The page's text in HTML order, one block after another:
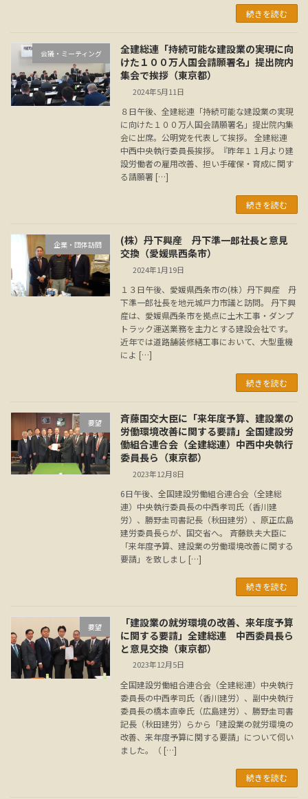
続きを読む
会議・ミーティング
全建総連「持続可能な建設業の実現に向
けた１００万人国会請願署名」提出院内
集会で挨拶（東京都）
2024年5月11日
８日午後、全建総連「持続可能な建設業の実現
に向けた１００万人国会請願署名」提出院内集
会に出席。公明党を代表して挨拶。 全建総連
中西中央執行委員長挨拶。『昨年１１月より建
設労働者の雇用改善、担い手確保・育成に関す
る請願署 […]
続きを読む
企業・団体訪問
(株）丹下興産 丹下準一郎社長と意見
交換（愛媛県西条市）
2024年1月19日
１３日午後、愛媛県西条市の(株）丹下興産 丹
下準一郎社長を地元城戸力市議と訪問。 丹下興
産は、愛媛県西条市を拠点に土木工事・ダンプ
トラック運送業務を主力とする建設会社です。
近年では道路舗装修繕工事において、大型重機
によ […]
続きを読む
要望
斉藤国交大臣に「来年度予算、建設業の
労働環境改善に関する要請」全国建設労
働組合連合会（全建総連）中西中央執行
委員長ら（東京都）
2023年12月8日
6日午後、全国建設労働組合連合会（全建総
連）中央執行委員長の中西孝司氏（香川建
労）、勝野圭司書記長（秋田建労）、原正広島
建労委員長らが、国交省へ。 斉藤鉄夫大臣に
「来年度予算、建設業の労働環境改善に関する
要請」を致しまし […]
続きを読む
要望
「建設業の就労環境の改善、来年度予算
に関する要請」全建総連 中西委員長ら
と意見交換（東京都）
2023年12月5日
全国建設労働組合連合会（全建総連）中央執行
委員長の中西孝司氏（香川建労）、副中央執行
委員長の橋本直幸氏（広島建労）、勝野圭司書
記長（秋田建労）らから「建設業の就労環境の
改善、来年度予算に関する要請」について伺い
ました。（ […]
続きを読む